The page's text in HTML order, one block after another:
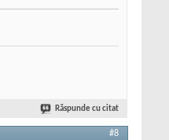
Răspunde cu citat
#8